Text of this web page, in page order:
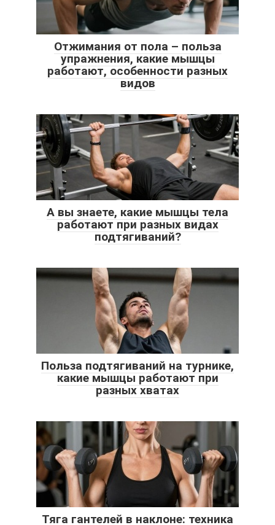
Отжимания от пола – польза
упражнения, какие мышцы
работают, особенности разных
видов
А вы знаете, какие мышцы тела
работают при разных видах
подтягиваний?
Польза подтягиваний на турнике,
какие мышцы работают при
разных хватах
Тяга гантелей в наклоне: техника